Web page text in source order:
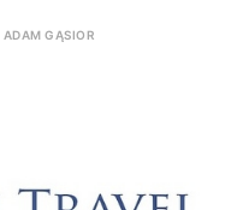
ADAM GĄSIOR